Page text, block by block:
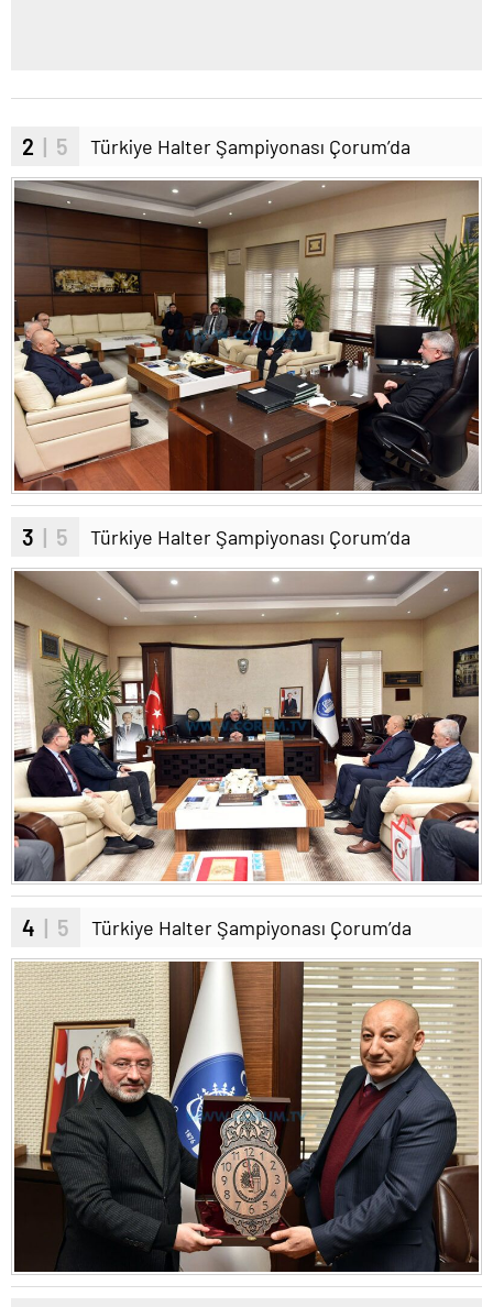
2 | 5 Türkiye Halter Şampiyonası Çorum’da
3 | 5 Türkiye Halter Şampiyonası Çorum’da
4 | 5 Türkiye Halter Şampiyonası Çorum’da